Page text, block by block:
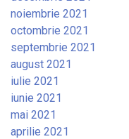
noiembrie 2021
octombrie 2021
septembrie 2021
august 2021
iulie 2021
iunie 2021
mai 2021
aprilie 2021